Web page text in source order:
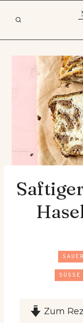
Inhalt
springen
Zum